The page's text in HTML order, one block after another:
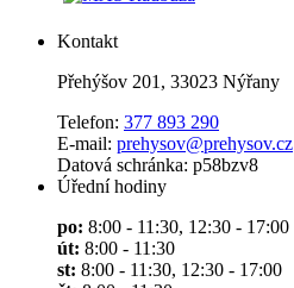
Kontakt
Přehýšov 201, 33023 Nýřany
Telefon: 377 893 290
E-mail: prehysov@prehysov.cz
Datová schránka: p58bzv8
Úřední hodiny
po: 8:00 - 11:30, 12:30 - 17:00
út: 8:00 - 11:30
st: 8:00 - 11:30, 12:30 - 17:00